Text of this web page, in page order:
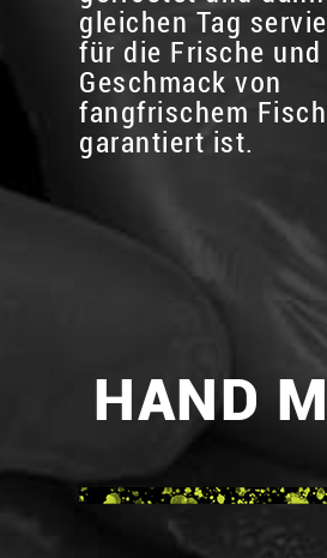
gleichen Tag
für die Frische und
Geschmack von
fangfrischem Fisch
garantiert ist.
HAND